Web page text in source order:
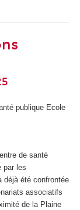
publique Ecole
de santé
par les
déjà été confrontée
associatifs
de la Plaine